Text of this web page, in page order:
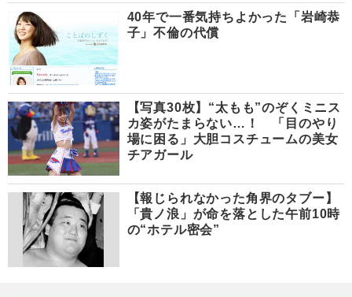
40年で一番気持ちよかった「岩崎恭
子」不倫の代償
【写真30枚】“太もも”のぞくミニス
カ姿がたまらない…！ 「目のやり
場に困る」大胆コスチュームの美女
チアガール
【報じられなかった角界のタブー】
「貴ノ浪」が命を落とした午前10時
の“ホテル密会”